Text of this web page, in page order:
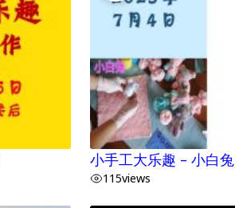
小手工大乐趣 – 小白兔
115views